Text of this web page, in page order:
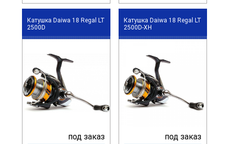
Катушка Daiwa 18 Regal LT
2500D
под заказ
Катушка Daiwa 18 Regal LT
2500D-XH
под заказ